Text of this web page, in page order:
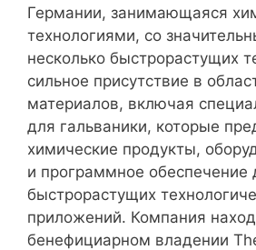
Германии, занимающаяся
технологиями, со
несколько быстрорастущих
сильное присутствие в
материалов, включая
для гальваники, которые
химические продукты,
и программное обеспечение
быстрорастущих
приложений. Компания
бенефициарном владении